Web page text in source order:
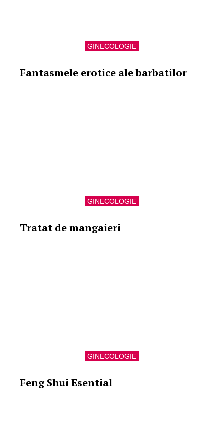
GINECOLOGIE
Fantasmele erotice ale barbatilor
GINECOLOGIE
Tratat de mangaieri
GINECOLOGIE
Feng Shui Esential